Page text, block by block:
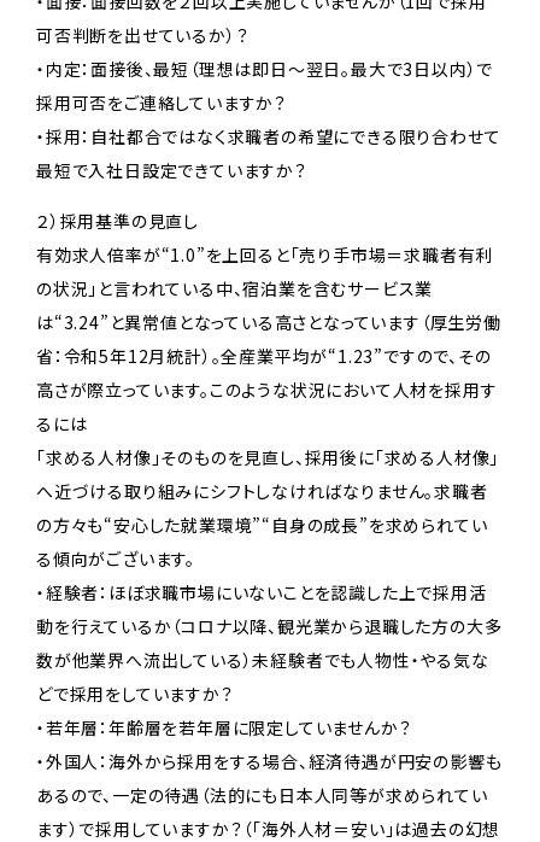
可否判断を出せているか）？
・内定：面接後、最短（理想は即日～翌日。最大で3日以内）で
採用可否をご連絡していますか？
・採用：自社都合ではなく求職者の希望にできる限り合わせて
最短で入社日設定できていますか？
２）採用基準の見直し
有効求人倍率が“1.0”を上回ると「売り手市場＝求職者有利
の状況」と言われている中、宿泊業を含むサービス業
は“3.24”と異常値となっている高さとなっています（厚生労働
省：令和5年12月統計）。全産業平均が“1.23”ですので、その
高さが際立っています。このような状況において人材を採用す
るには
「求める人材像」そのものを見直し、採用後に「求める人材像」
へ近づける取り組みにシフトしなければなりません。求職者
の方々も“安心した就業環境”“自身の成長”を求められてい
る傾向がございます。
・経験者：ほぼ求職市場にいないことを認識した上で採用活
動を行えているか（コロナ以降、観光業から退職した方の大多
数が他業界へ流出している）未経験者でも人物性・やる気な
どで採用をしていますか？
・若年層：年齢層を若年層に限定していませんか？
・外国人：海外から採用をする場合、経済待遇が円安の影響も
あるので、一定の待遇（法的にも日本人同等が求められてい
ます）で採用していますか？（「海外人材＝安い」は過去の幻想